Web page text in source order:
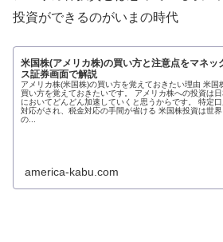
投資ができるのがいまの時代
米国株(アメリカ株)の買い方と注意点をマネッ
ス証券画面で解説
アメリカ株(米国株)の買い方を覚えておきたい理由 米国
買い方を覚えておきたいです。 アメリカ株への投資は
においてどんどん加速していくと思うからです。 特定
対応がされ、税金対応の手間が省ける 米国株投資は世界
の...
america-kabu.com